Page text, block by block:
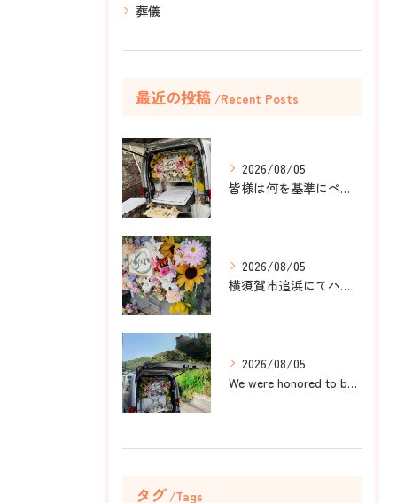
葬儀
最近の投稿 Recent Posts
2026/08/05
皆様は何を基準にペット葬儀社を選びますか？
2026/08/05
横須賀市追浜にてハムスターのみかんちゃんのペット火葬のお手伝...
2026/08/05
We were honored to be by your ...
タグ Tags